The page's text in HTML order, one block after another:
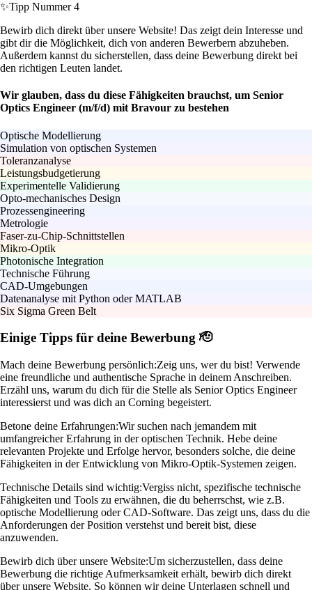
✨Tipp Nummer 4
Bewirb dich direkt über unsere Website! Das zeigt dein Interesse und
gibt dir die Möglichkeit, dich von anderen Bewerbern abzuheben.
Außerdem kannst du sicherstellen, dass deine Bewerbung direkt bei
den richtigen Leuten landet.
Wir glauben, dass du diese Fähigkeiten brauchst, um Senior
Optics Engineer (m/f/d) mit Bravour zu bestehen
Optische Modellierung
Simulation von optischen Systemen
Toleranzanalyse
Leistungsbudgetierung
Experimentelle Validierung
Opto-mechanisches Design
Prozessengineering
Metrologie
Faser-zu-Chip-Schnittstellen
Mikro-Optik
Photonische Integration
Technische Führung
CAD-Umgebungen
Datenanalyse mit Python oder MATLAB
Six Sigma Green Belt
Einige Tipps für deine Bewerbung 🫡
Mach deine Bewerbung persönlich:Zeig uns, wer du bist! Verwende
eine freundliche und authentische Sprache in deinem Anschreiben.
Erzähl uns, warum du dich für die Stelle als Senior Optics Engineer
interessierst und was dich an Corning begeistert.
Betone deine Erfahrungen:Wir suchen nach jemandem mit
umfangreicher Erfahrung in der optischen Technik. Hebe deine
relevanten Projekte und Erfolge hervor, besonders solche, die deine
Fähigkeiten in der Entwicklung von Mikro-Optik-Systemen zeigen.
Technische Details sind wichtig:Vergiss nicht, spezifische technische
Fähigkeiten und Tools zu erwähnen, die du beherrschst, wie z.B.
optische Modellierung oder CAD-Software. Das zeigt uns, dass du die
Anforderungen der Position verstehst und bereit bist, diese
anzuwenden.
Bewirb dich über unsere Website:Um sicherzustellen, dass deine
Bewerbung die richtige Aufmerksamkeit erhält, bewirb dich direkt
über unsere Website. So können wir deine Unterlagen schnell und